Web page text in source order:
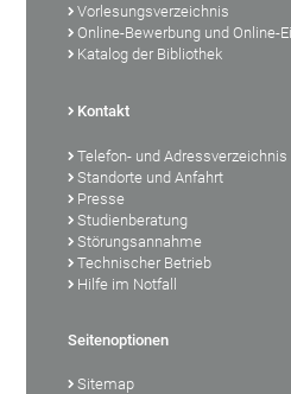
Vorlesungsverzeichnis
Online-Bewerbung und Online-
Katalog der Bibliothek
Kontakt
Telefon- und Adressverzeichnis
Standorte und Anfahrt
Presse
Studienberatung
Störungsannahme
Technischer Betrieb
Hilfe im Notfall
Seitenoptionen
Sitemap